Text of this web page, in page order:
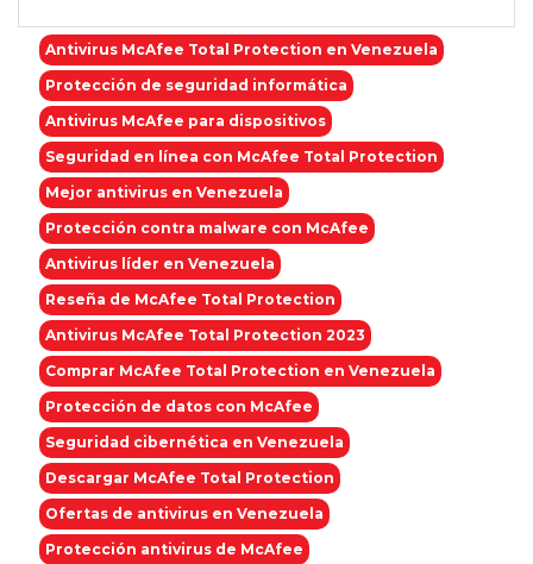
Antivirus McAfee Total Protection en Venezuela
Protección de seguridad informática
Antivirus McAfee para dispositivos
Seguridad en línea con McAfee Total Protection
Mejor antivirus en Venezuela
Protección contra malware con McAfee
Antivirus líder en Venezuela
Reseña de McAfee Total Protection
Antivirus McAfee Total Protection 2023
Comprar McAfee Total Protection en Venezuela
Protección de datos con McAfee
Seguridad cibernética en Venezuela
Descargar McAfee Total Protection
Ofertas de antivirus en Venezuela
Protección antivirus de McAfee